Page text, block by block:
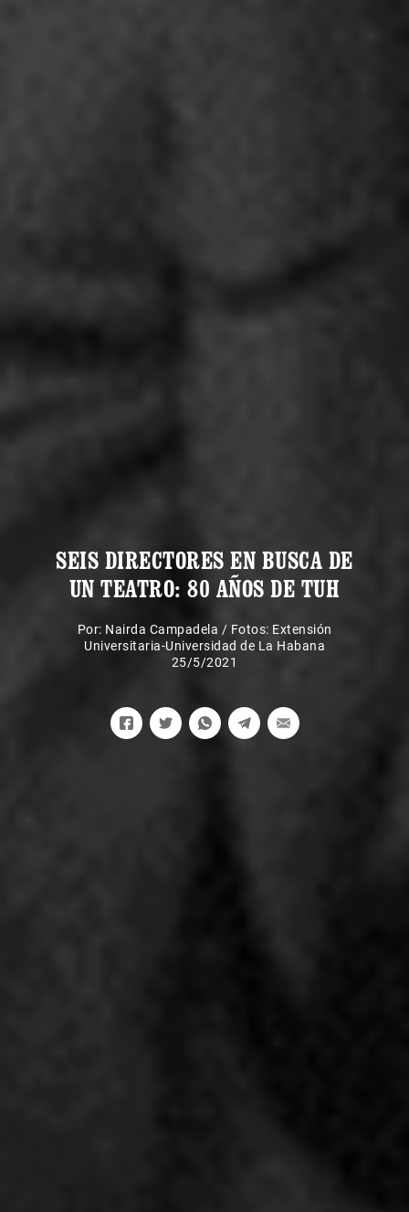
SEIS DIRECTORES EN BUSCA DE
UN TEATRO: 80 AÑOS DE TUH
Por: Nairda Campadela / Fotos: Extensión
Universitaria-Universidad de La Habana
25/5/2021